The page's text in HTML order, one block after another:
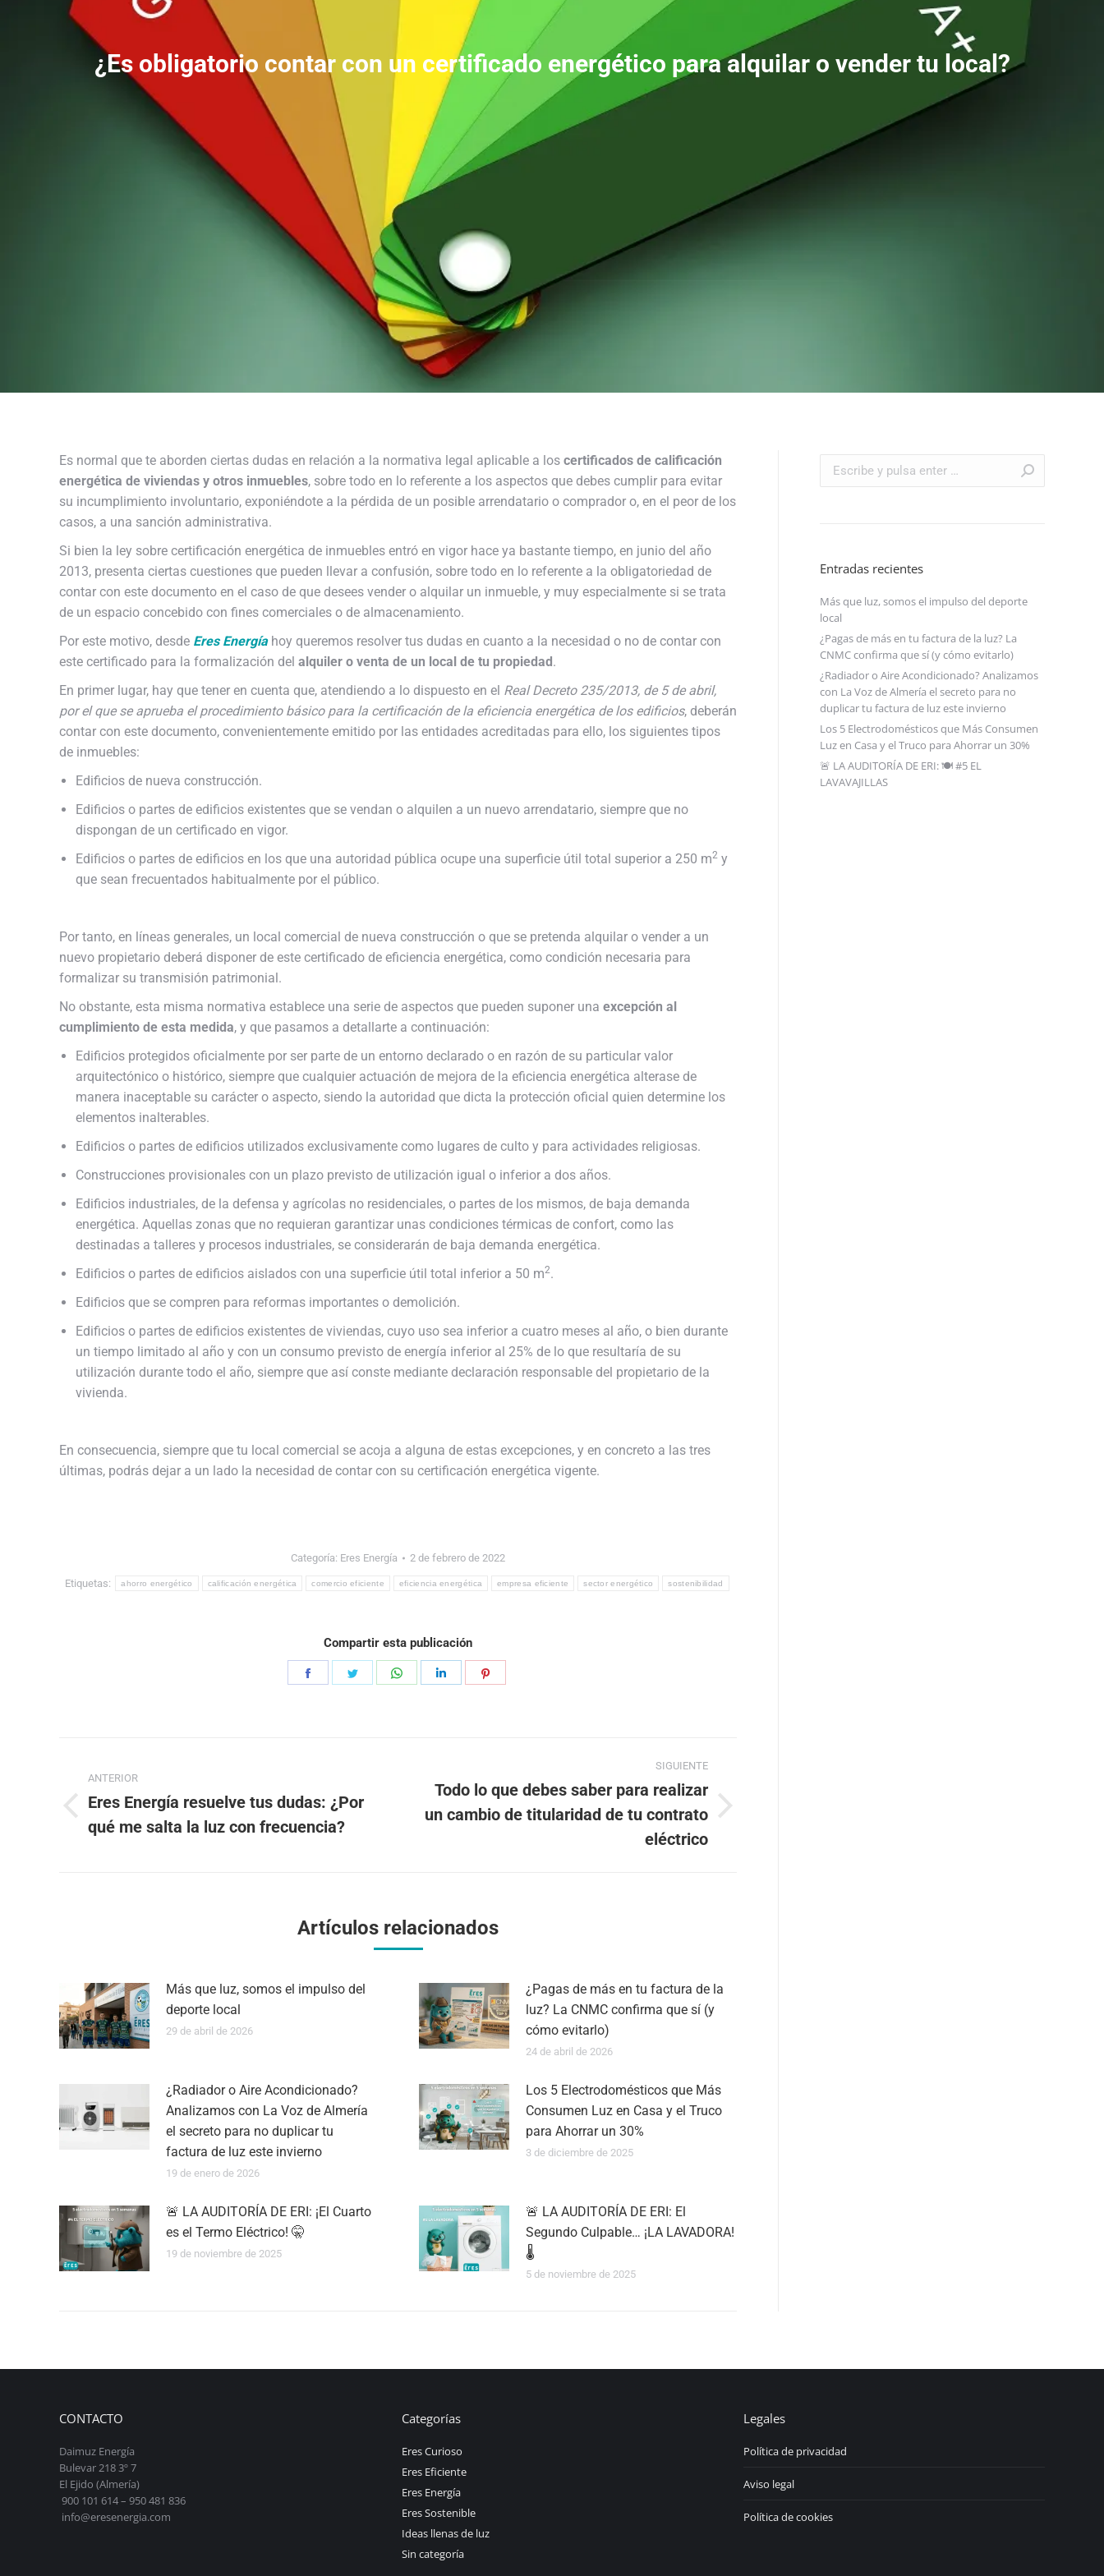
¿Es obligatorio contar con un certificado energético para alquilar o vender tu local?
Es normal que te aborden ciertas dudas en relación a la normativa legal aplicable a los certificados de calificación
energética de viviendas y otros inmuebles, sobre todo en lo referente a los aspectos que debes cumplir para evitar
su incumplimiento involuntario, exponiéndote a la pérdida de un posible arrendatario o comprador o, en el peor de los
casos, a una sanción administrativa.
Si bien la ley sobre certificación energética de inmuebles entró en vigor hace ya bastante tiempo, en junio del año
2013, presenta ciertas cuestiones que pueden llevar a confusión, sobre todo en lo referente a la obligatoriedad de
contar con este documento en el caso de que desees vender o alquilar un inmueble, y muy especialmente si se trata
de un espacio concebido con fines comerciales o de almacenamiento.
Por este motivo, desde Eres Energíahoy queremos resolver tus dudas en cuanto a la necesidad o no de contar con
este certificado para la formalización del alquiler o venta de un local de tu propiedad.
En primer lugar, hay que tener en cuenta que, atendiendo a lo dispuesto en el Real Decreto 235/2013, de 5 de abril,
por el que se aprueba el procedimiento básico para la certificación de la eficiencia energética de los edificios, deberán
contar con este documento, convenientemente emitido por las entidades acreditadas para ello, los siguientes tipos
de inmuebles:
Edificios de nueva construcción.
Edificios o partes de edificios existentes que se vendan o alquilen a un nuevo arrendatario, siempre que no
dispongan de un certificado en vigor.
Edificios o partes de edificios en los que una autoridad pública ocupe una superficie útil total superior a 250 m2 y
que sean frecuentados habitualmente por el público.
Por tanto, en líneas generales, un local comercial de nueva construcción o que se pretenda alquilar o vender a un
nuevo propietario deberá disponer de este certificado de eficiencia energética, como condición necesaria para
formalizar su transmisión patrimonial.
No obstante, esta misma normativa establece una serie de aspectos que pueden suponer una excepción al
cumplimiento de esta medida, y que pasamos a detallarte a continuación:
Edificios protegidos oficialmente por ser parte de un entorno declarado o en razón de su particular valor
arquitectónico o histórico, siempre que cualquier actuación de mejora de la eficiencia energética alterase de
manera inaceptable su carácter o aspecto, siendo la autoridad que dicta la protección oficial quien determine los
elementos inalterables.
Edificios o partes de edificios utilizados exclusivamente como lugares de culto y para actividades religiosas.
Construcciones provisionales con un plazo previsto de utilización igual o inferior a dos años.
Edificios industriales, de la defensa y agrícolas no residenciales, o partes de los mismos, de baja demanda
energética. Aquellas zonas que no requieran garantizar unas condiciones térmicas de confort, como las
destinadas a talleres y procesos industriales, se considerarán de baja demanda energética.
Edificios o partes de edificios aislados con una superficie útil total inferior a 50 m2.
Edificios que se compren para reformas importantes o demolición.
Edificios o partes de edificios existentes de viviendas, cuyo uso sea inferior a cuatro meses al año, o bien durante
un tiempo limitado al año y con un consumo previsto de energía inferior al 25% de lo que resultaría de su
utilización durante todo el año, siempre que así conste mediante declaración responsable del propietario de la
vivienda.
En consecuencia, siempre que tu local comercial se acoja a alguna de estas excepciones, y en concreto a las tres
últimas, podrás dejar a un lado la necesidad de contar con su certificación energética vigente.
Categoría: Eres Energía 2 de febrero de 2022
Etiquetas: ahorro energético calificación energética comercio eficiente eficiencia energética empresa eficiente sector energético sostenibilidad
Compartir esta publicación
Share
Share
entre
publicaciones
ANTERIOR
anterior:
Eres Energía resuelve tus dudas: ¿Por
qué me salta la luz con frecuencia?
SIGUIENTE
Publicación
Todo lo que debes saber para realizar
un cambio de titularidad de tu contrato
eléctrico
Artículos relacionados
Más que luz, somos el impulso del
deporte local
29 de abril de 2026
¿Pagas de más en tu factura de la
luz? La CNMC confirma que sí (y
cómo evitarlo)
24 de abril de 2026
¿Radiador o Aire Acondicionado?
Analizamos con La Voz de Almería
el secreto para no duplicar tu
factura de luz este invierno
19 de enero de 2026
Los 5 Electrodomésticos que Más
Consumen Luz en Casa y el Truco
para Ahorrar un 30%
3 de diciembre de 2025
🚨 LA AUDITORÍA DE ERI: ¡El Cuarto
es el Termo Eléctrico! 🤫
19 de noviembre de 2025
🚨 LA AUDITORÍA DE ERI: El
Segundo Culpable… ¡LA LAVADORA!
🌡️
5 de noviembre de 2025
Entradas recientes
Más que luz, somos el impulso del deporte
local
¿Pagas de más en tu factura de la luz? La
CNMC confirma que sí (y cómo evitarlo)
¿Radiador o Aire Acondicionado? Analizamos
con La Voz de Almería el secreto para no
duplicar tu factura de luz este invierno
Los 5 Electrodomésticos que Más Consumen
Luz en Casa y el Truco para Ahorrar un 30%
🚨 LA AUDITORÍA DE ERI: 🍽️ #5 EL
LAVAVAJILLAS
CONTACTO
Daimuz Energía
Bulevar 218 3º 7
El Ejido (Almería)
900 101 614 – 950 481 836
info@eresenergia.com
Categorías
Eres Curioso
Eres Eficiente
Eres Energía
Eres Sostenible
Ideas llenas de luz
Sin categoría
Legales
Política de privacidad
Aviso legal
Política de cookies